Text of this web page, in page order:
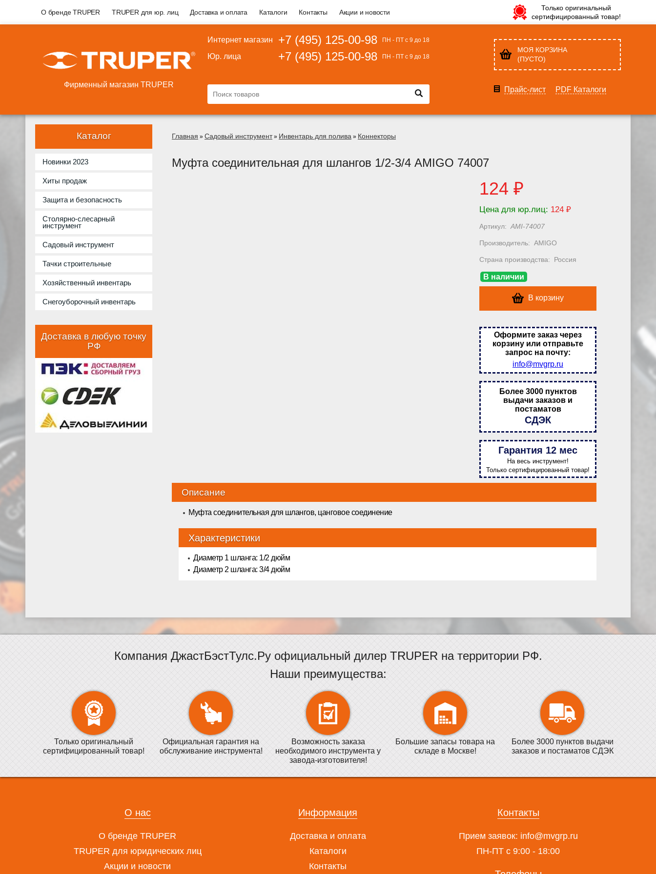
О бренде TRUPER TRUPER для юр. лиц Доставка и оплата Каталоги Контакты Акции и новости
Только оригинальный
сертифицированный товар!
Фирменный магазин TRUPER
Интернет магазин +7 (495) 125-00-98 ПН - ПТ с 9 до 18
Юр. лица +7 (495) 125-00-98 ПН - ПТ с 9 до 18
МОЯ КОРЗИНА
(ПУСТО)
Прайс-лист PDF Каталоги
Каталог
Новинки 2023
Хиты продаж
Защита и безопасность
Столярно-слесарный
инструмент
Садовый инструмент
Тачки строительные
Хозяйственный инвентарь
Снегоуборочный инвентарь
Доставка в любую точку
РФ
Главная » Садовый инструмент» Инвентарь для полива » Коннекторы
Муфта соединительная для шлангов 1/2-3/4 AMIGO 74007
124 ₽
Цена для юр.лиц: 124 ₽
Артикул: AMI-74007
Производитель: AMIGO
Страна производства: Россия
В наличии
В корзину
Оформите заказ через
корзину или отправьте
запрос на почту:
info@mvgrp.ru
Более 3000 пунктов
выдачи заказов и
постаматов
СДЭК
Гарантия 12 мес
На весь инструмент!
Только сертифицированный товар!
Описание
Муфта соединительная для шлангов, цанговое соединение
Характеристики
Диаметр 1 шланга: 1/2 дюйм
Диаметр 2 шланга: 3/4 дюйм
Компания ДжастБэстТулс.Ру официальный дилер TRUPER на территории РФ.
Наши преимущества:
Только оригинальный
сертифицированный товар!
Официальная гарантия на
обслуживание инструмента!
Возможность заказа
необходимого инструмента у
завода-изготовителя!
Большие запасы товара на
складе в Москве!
Более 3000 пунктов выдачи
заказов и постаматов СДЭК
О нас
О бренде TRUPER
TRUPER для юридических лиц
Акции и новости
Информация
Доставка и оплата
Каталоги
Контакты
Контакты
Прием заявок: info@mvgrp.ru
ПН-ПТ с 9:00 - 18:00